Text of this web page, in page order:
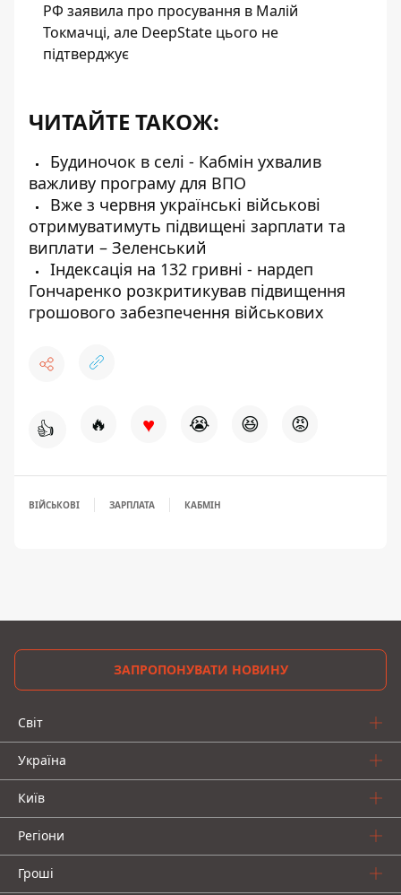
РФ заявила про просування в Малій
Токмачці, але DeepState цього не
підтверджує
ЧИТАЙТЕ ТАКОЖ:
Будиночок в селі - Кабмін ухвалив
важливу програму для ВПО
Вже з червня українські військові
отримуватимуть підвищені зарплати та
виплати – Зеленський
Індексація на 132 гривні - нардеп
Гончаренко розкритикував підвищення
грошового забезпечення військових
👍 🔥 ♥ 😭 😆 😡
ВІЙСЬКОВІ ЗАРПЛАТА КАБМІН
ЗАПРОПОНУВАТИ НОВИНУ
Світ
Україна
Київ
Регіони
Гроші